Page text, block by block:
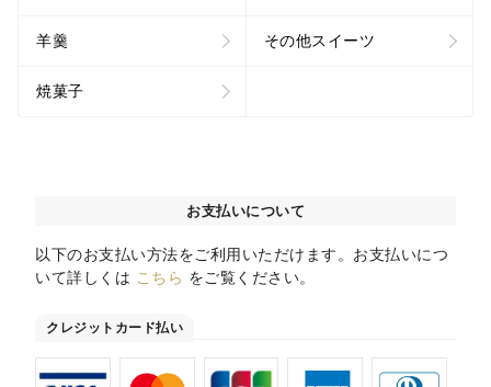
羊羹 その他スイーツ
焼菓子
お支払いについて
以下のお支払い方法をご利用いただけます。お支払いにつ
いて詳しくは こちら をご覧ください。
クレジットカード払い